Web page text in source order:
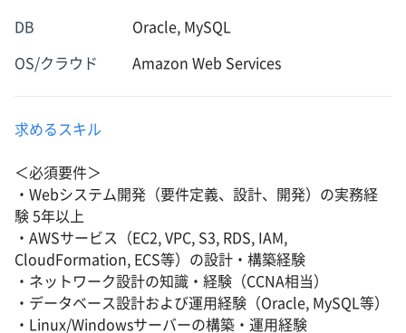
DB Oracle, MySQL
OS/クラウド Amazon Web Services
求めるスキル
＜必須要件＞
・Webシステム開発（要件定義、設計、開発）の実務経
験 5年以上
・AWSサービス（EC2, VPC, S3, RDS, IAM,
CloudFormation, ECS等）の設計・構築経験
・ネットワーク設計の知識・経験（CCNA相当）
・データベース設計および運用経験（Oracle, MySQL等）
・Linux/Windowsサーバーの構築・運用経験